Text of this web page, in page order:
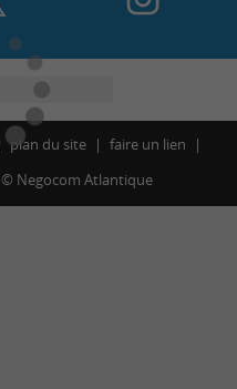
plan du site
faire un lien
© Negocom Atlantique